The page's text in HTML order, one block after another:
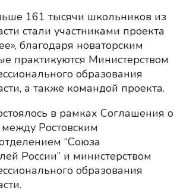
161 тысячи школьников из
стали участниками проекта
благодаря новаторским
практикуются Министерством
образования
а также командой проекта.
в рамках Соглашения о
между Ростовским
“Союза
России” и министерством
образования